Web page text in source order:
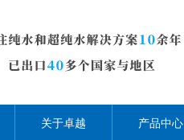
关于卓越 产品中心